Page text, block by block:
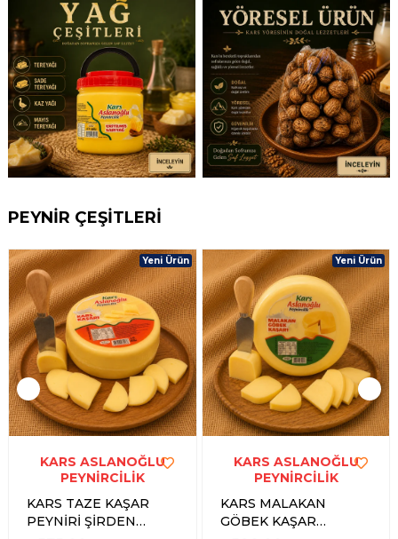
PEYNİR ÇEŞİTLERİ
Yeni Ürün Yeni Ürün